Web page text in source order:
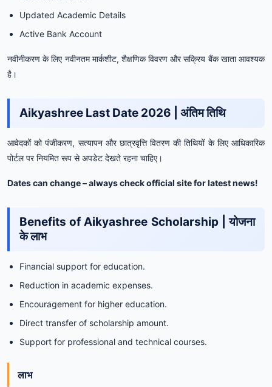
Updated Academic Details
Active Bank Account
नवीनीकरण के लिए नवीनतम मार्कशीट, शैक्षणिक विवरण और सक्रिय बैंक खाता आवश्यक
है।
Aikyashree Last Date 2026 | अंतिम तिथि
आवेदकों को पंजीकरण, सत्यापन और छात्रवृत्ति वितरण की तिथियों के लिए आधिकारिक
पोर्टल पर नियमित रूप से अपडेट देखते रहना चाहिए।
Dates can change – always check official site for latest news!
Benefits of Aikyashree Scholarship | योजना
के लाभ
Financial support for education.
Reduction in academic expenses.
Encouragement for higher education.
Direct transfer of scholarship amount.
Support for professional and technical courses.
लाभ